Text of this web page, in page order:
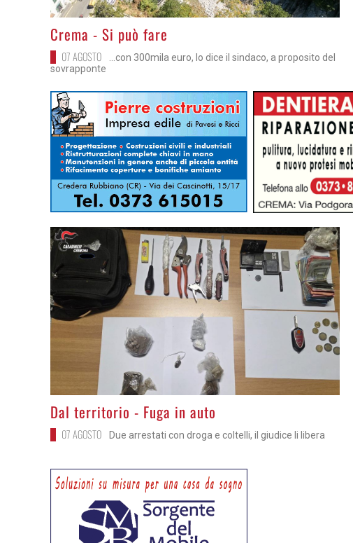
>
Crema - Si può fare
07 AGOSTO
...con 300mila euro, lo dice il sindaco, a proposito del
sovrapponte
>
Dal territorio - Fuga in auto
07 AGOSTO Due arrestati con droga e coltelli, il giudice li libera